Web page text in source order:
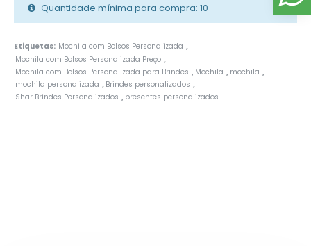
Quantidade mínima para compra: 10
Etiquetas: Mochila com Bolsos Personalizada ,
Mochila com Bolsos Personalizada Preço ,
Mochila com Bolsos Personalizada para Brindes , Mochila , mochila ,
mochila personalizada , Brindes personalizados ,
Shar Brindes Personalizados , presentes personalizados